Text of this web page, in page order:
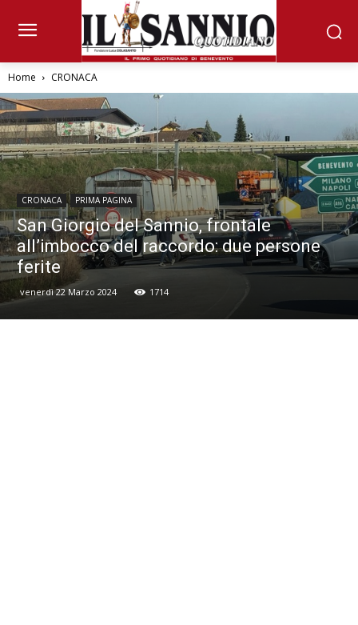
Home CRONACA
CRONACA PRIMA PAGINA
San Giorgio del Sannio, frontale
all’imbocco del raccordo: due persone
ferite
venerdì 22 Marzo 2024 1714